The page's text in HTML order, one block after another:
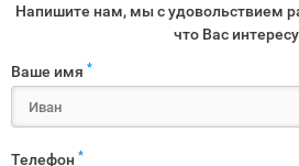
Напишите нам, мы с удовольствием
что Вас
Ваше имя *
Телефон *